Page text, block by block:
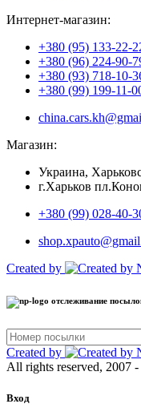
Интернет-магазин:
+380 (95) 133-22-
+380 (96) 224-90-
+380 (93) 718-10-
+380 (99) 199-11-
Магазин:
Украина,
г.Харьков
+380 (99) 028-40-
Created by
отслеживание
Created by
All rights reserved, 2007
Вход